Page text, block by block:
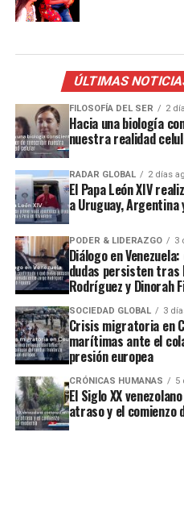
ÚLTIMAS
FILOSOFÍA DEL SER 2
Hacia una biología
nuestra realidad
RADAR GLOBAL 2 días
El Papa León XIV
a Uruguay, Argentina
PODER & LIDERAZGO 3
Diálogo en
dudas persisten tras
Rodríguez y Dinorah
SOCIEDAD GLOBAL 3
Crisis migratoria en
marítimas ante el
presión europea
CRÓNICAS HUMANAS 5
El Siglo XX
atraso y el comienzo